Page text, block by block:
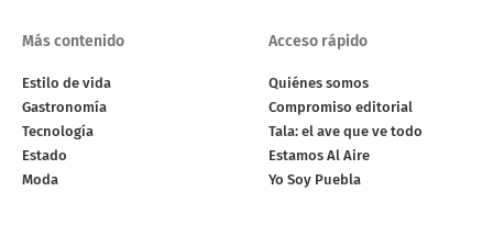
Más contenido
Estilo de vida
Gastronomía
Tecnología
Estado
Moda
Acceso rápido
Quiénes somos
Compromiso editorial
Tala: el ave que ve todo
Estamos Al Aire
Yo Soy Puebla